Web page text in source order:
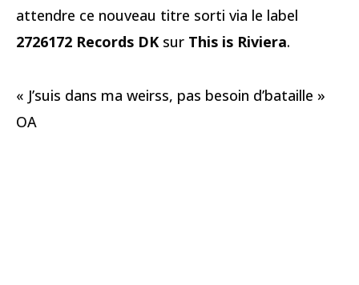
attendre ce nouveau titre sorti via le label
2726172 Records DKsur This is Riviera.
« J’suis dans ma weirss, pas besoin d’bataille »
OA